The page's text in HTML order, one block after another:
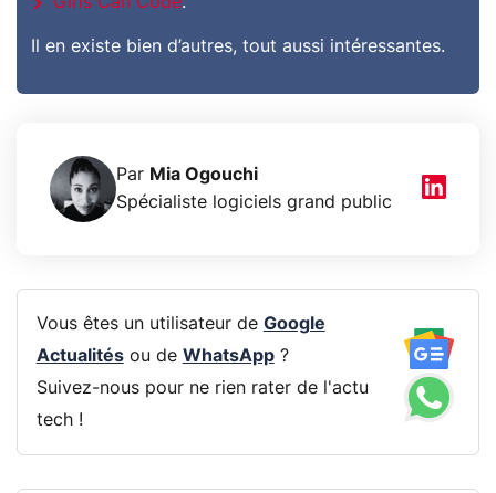
Il en existe bien d’autres, tout aussi intéressantes.
Par Mia Ogouchi
Spécialiste logiciels grand public
Vous êtes un utilisateur de Google
Actualitésou de WhatsApp?
Suivez-nous pour ne rien rater de l'actu
tech !